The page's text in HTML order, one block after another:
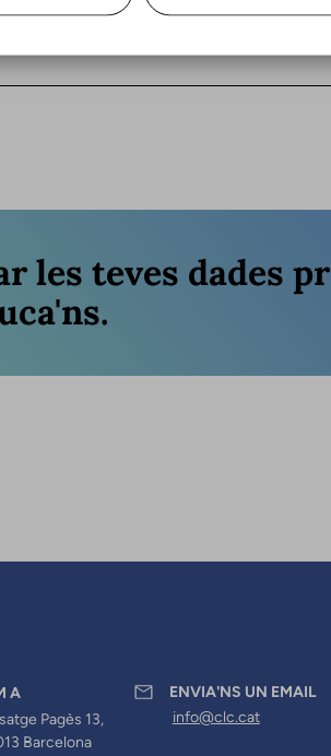
les teves dades
A
Pagès 13,
Barcelona
ENVIA'NS UN EMAIL
info@clc.cat